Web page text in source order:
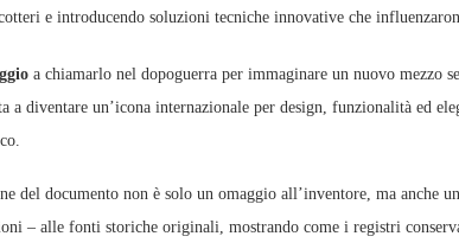
e introducendo soluzioni tecniche innovative che
a chiamarlo nel dopoguerra per immaginare un nuovo mezzo
a diventare un’icona internazionale per design, funzionalità ed
del documento non è solo un omaggio all’inventore, ma anche
– alle fonti storiche originali, mostrando come i registri